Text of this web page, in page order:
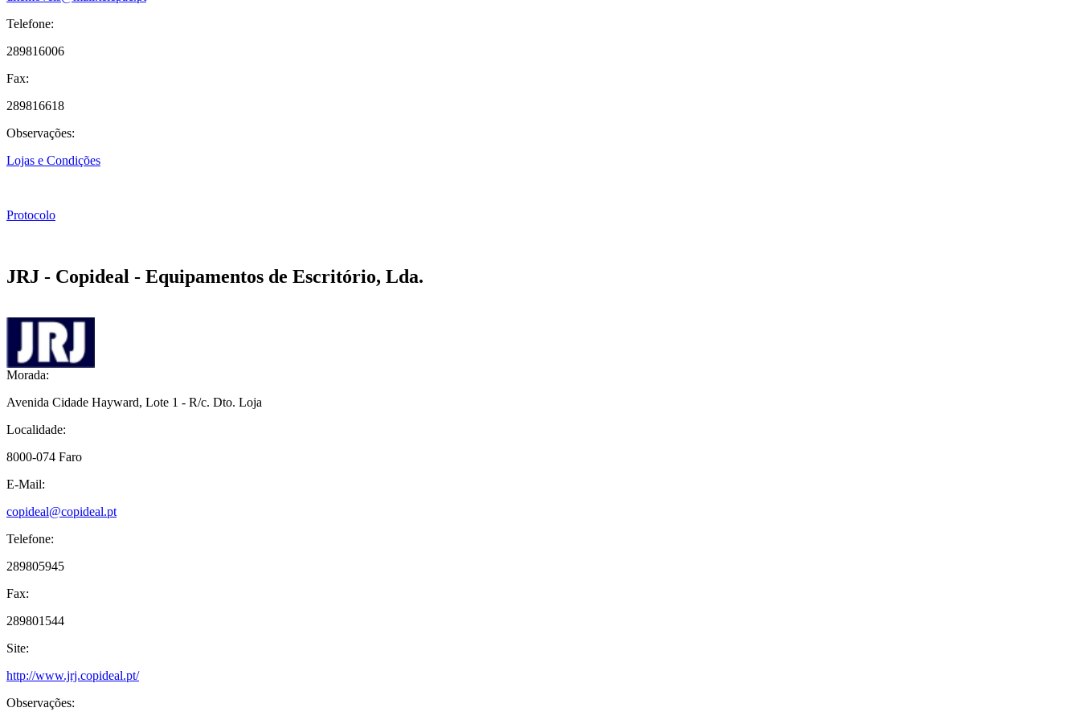
Telefone:
289816006
Fax:
289816618
Observações:
Lojas e Condições
Protocolo
JRJ - Copideal - Equipamentos de Escritório, Lda.
Morada:
Avenida Cidade Hayward, Lote 1 - R/c. Dto. Loja
Localidade:
8000-074 Faro
E-Mail:
copideal@copideal.pt
Telefone:
289805945
Fax:
289801544
Site:
http://www.jrj.copideal.pt/
Observações: